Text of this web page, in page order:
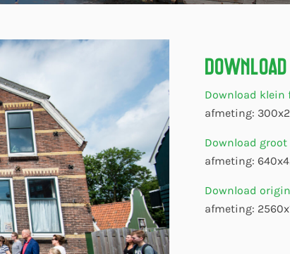
Download
Download klein
afmeting:
Download
afmeting:
Download
afmeting: